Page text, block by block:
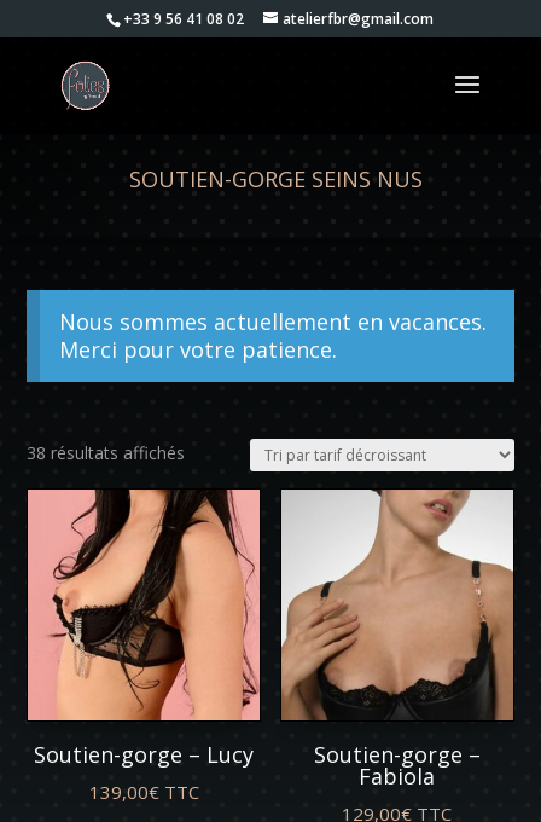
+33 9 56 41 08 02 atelierfbr@gmail.com
SOUTIEN-GORGE SEINS NUS
Nous sommes actuellement en vacances.
Merci pour votre patience.
38 résultats affichés
prix
décroissant
Soutien-gorge – Lucy
139,00€ TTC
Soutien-gorge –
Fabiola
129,00€ TTC